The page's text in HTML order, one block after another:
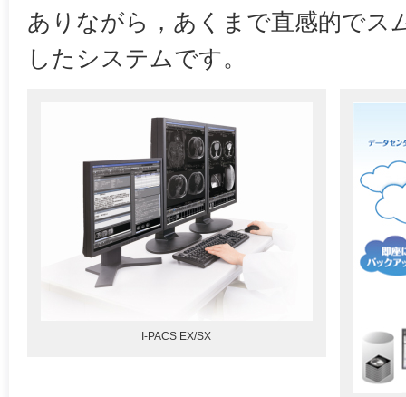
ありながら，あくまで直感的でス
したシステムです。
I-PACS EX/SX